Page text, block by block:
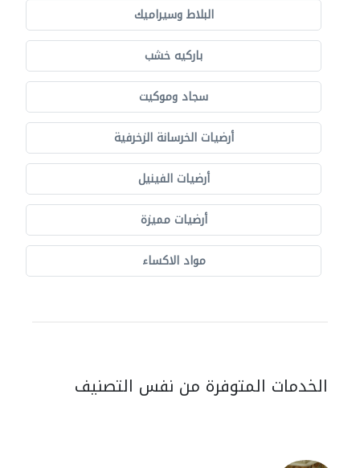
البلاط وسيراميك
باركيه خشب
سجاد وموكيت
أرضيات الخرسانة الزخرفية
أرضيات الفينيل
أرضيات مميزة
مواد الاكساء
الخدمات المتوفرة من نفس التصنيف